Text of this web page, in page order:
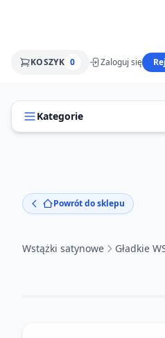
KOSZYK 0 Zaloguj się
Kategorie
Powrót do sklepu
Wstążki satynowe Gładkie